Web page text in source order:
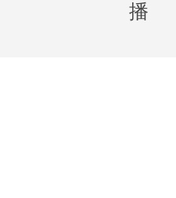
播